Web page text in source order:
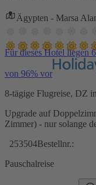
Ägypten - Marsa
Für dieses Hotel liegen
von 96% vor
8-tägige Flugreise, DZ
Upgrade auf
Zimmer) - nur solange
253504Bestellnr.:
Pauschalreise